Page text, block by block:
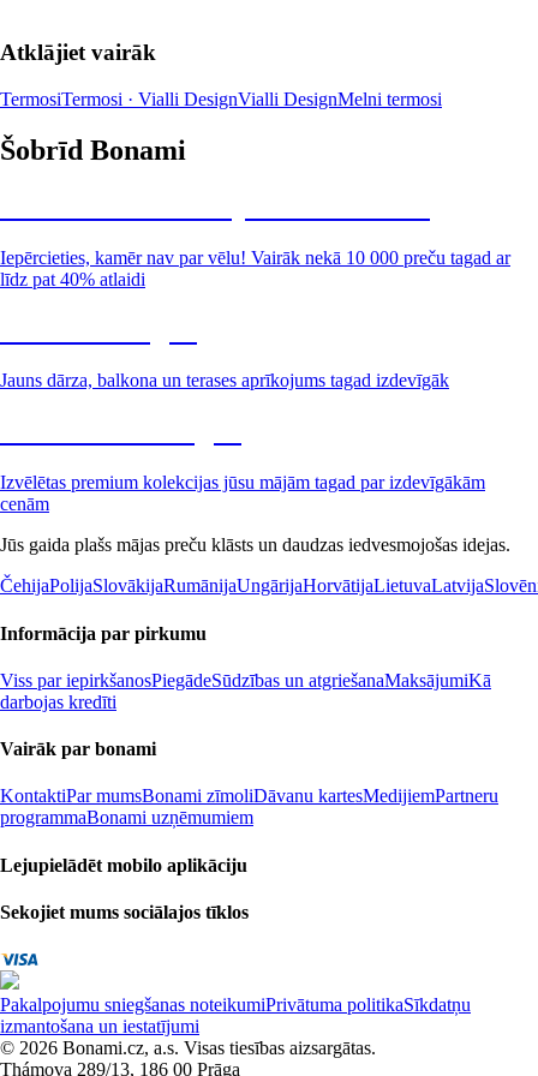
Atklājiet vairāk
TermosiTermosi · Vialli DesignVialli DesignMelni termosi
Šobrīd Bonami
Iepērcieties, kamēr nav par vēlu! Vairāk nekā 10 000 preču tagad ar
līdz pat 40% atlaidi
Jauns dārza, balkona un terases aprīkojums tagad izdevīgāk
Izvēlētas premium kolekcijas jūsu mājām tagad par izdevīgākām
cenām
Jūs gaida plašs mājas preču klāsts un daudzas iedvesmojošas idejas.
ČehijaPolijaSlovākijaRumānijaUngārijaHorvātijaLietuvaLatvija
Informācija par pirkumu
Viss par iepirkšanosPiegādeSūdzības un atgriešanaMaksājumiKā
darbojas kredīti
Vairāk par bonami
KontaktiPar mumsBonami zīmoliDāvanu kartesMedijiemPartneru
programmaBonami uzņēmumiem
Lejupielādēt mobilo aplikāciju
Sekojiet mums sociālajos tīklos
Pakalpojumu sniegšanas noteikumiPrivātuma politikaSīkdatņu
izmantošana un iestatījumi
© 2026 Bonami.cz, a.s. Visas tiesības aizsargātas.
Thámova 289/13, 186 00 Prāga